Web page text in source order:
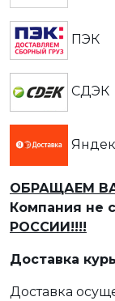
ПЭК
СДЭК
ОБРАЩАЕМ
Компания не
РОССИИ!!!!
Доставка
Доставка